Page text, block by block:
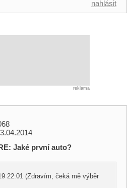
nahlásit
reklama
Jaké první auto?
22:01 (Zdravím, čeká mě výběr